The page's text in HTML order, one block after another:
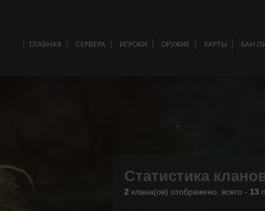
ГЛАВНАЯ СЕРВЕРА ИГРОКИ ОРУЖИЕ КАРТЫ БАН
Статистика
2 клана(ов) отображено, всего - 13